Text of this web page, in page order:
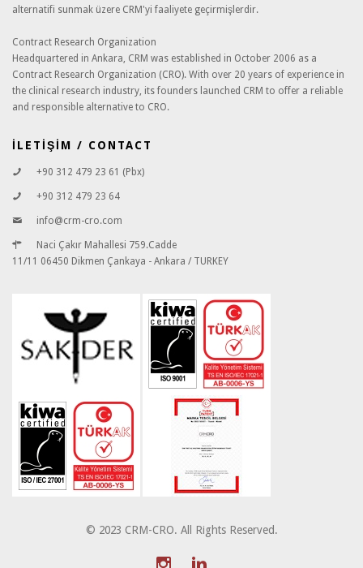
alternatifi sunmak üzere CRM'yi faaliyete geçirmişlerdir.
Contract Research Organization
Headquartered in Ankara, CRM was established in October 2006 as a
Contract Research Organization (CRO). With over 20 years of experience in
the clinical research industry, its founders launched CRM to offer a reliable
and responsible alternative to CRO.
İLETİŞİM / CONTACT
+90 312 479 23 61 (Pbx)
+90 312 479 23 64
info@crm-cro.com
Naci Çakır Mahallesi 759.Cadde
11/11 06450 Dikmen Çankaya - Ankara / TURKEY
© 2023 CRM-CRO. All Rights Reserved.